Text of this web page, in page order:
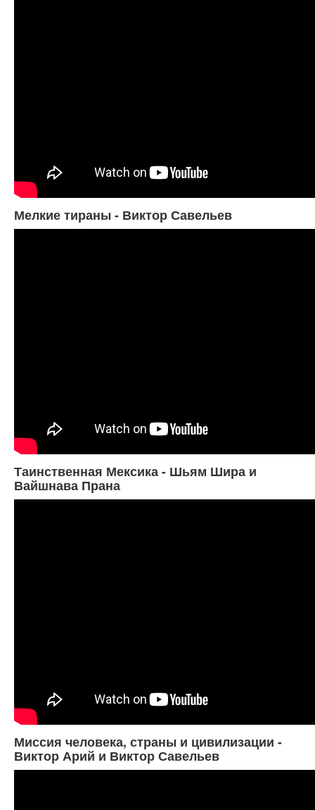
Мелкие тираны - Виктор Савельев
Таинственная Мексика - Шьям Шира и
Вайшнава Прана
Миссия человека, страны и цивилизации -
Виктор Арий и Виктор Савельев